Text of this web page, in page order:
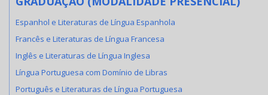
Espanhol e Literaturas de Língua Espanhola
Francês e Literaturas de Língua Francesa
Inglês e Literaturas de Língua Inglesa
Língua Portuguesa com Domínio de Libras
Português e Literaturas de Língua Portuguesa